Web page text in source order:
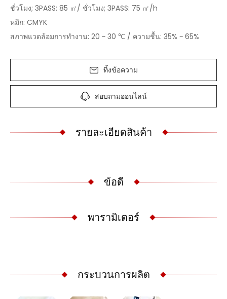
ชั่วโมง; 3PASS: 85 ㎡/ ชั่วโมง; 3PASS: 75 ㎡/h
หมึก: CMYK
สภาพแวดล้อมการทำงาน: 20 ~ 30 ℃ / ความชื้น: 35% ~ 65%
ทิ้งข้อความ
สอบถามออนไลน์
รายละเอียดสินค้า
ข้อดี
พารามิเตอร์
กระบวนการผลิต